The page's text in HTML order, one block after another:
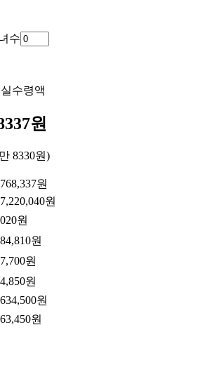
수
수령액
원
8330원)
원
원
원
원
원
원
원
원